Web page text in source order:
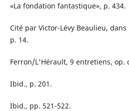
«La fondation fantastique», p. 434.
Cité par Victor-Lévy Beaulieu,
p. 14.
Ferron/L'Hérault, 9 entretiens, op.
Ibid., p. 201.
Ibid., pp. 521-522.